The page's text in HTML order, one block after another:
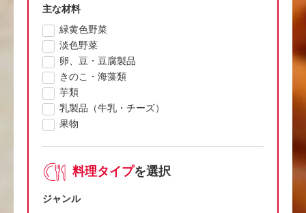
主な材料
緑黄色野菜
淡色野菜
卵、豆・豆腐製品
きのこ・海藻類
芋類
乳製品（牛乳・チーズ）
果物
料理タイプを選択
ジャンル